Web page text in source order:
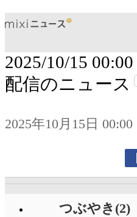
2025/10/15 00:00
配信のニュース
2025年10月15日 00:00
つぶやき(2)